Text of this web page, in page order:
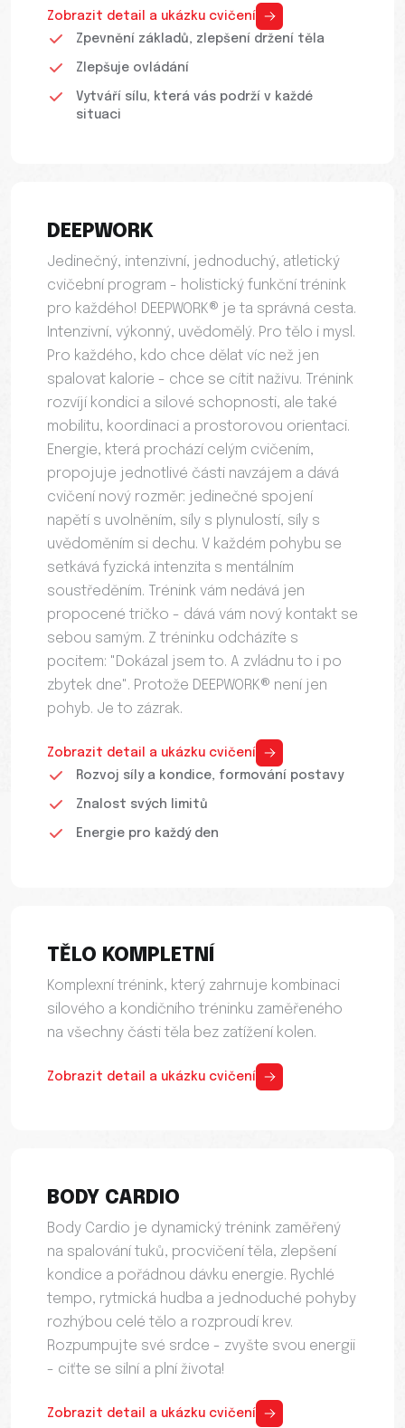
Zobrazit detail a ukázku cvičení
Zpevnění základů, zlepšení držení těla
Zlepšuje ovládání
Vytváří sílu, která vás podrží v každé
situaci
DEEPWORK
Jedinečný, intenzivní, jednoduchý, atletický
cvičební program - holistický funkční trénink
pro každého! DEEPWORK® je ta správná cesta.
Intenzivní, výkonný, uvědomělý. Pro tělo i mysl.
Pro každého, kdo chce dělat víc než jen
spalovat kalorie - chce se cítit naživu. Trénink
rozvíjí kondici a silové schopnosti, ale také
mobilitu, koordinaci a prostorovou orientaci.
Energie, která prochází celým cvičením,
propojuje jednotlivé části navzájem a dává
cvičení nový rozměr: jedinečné spojení
napětí s uvolněním, síly s plynulostí, síly s
uvědoměním si dechu. V každém pohybu se
setkává fyzická intenzita s mentálním
soustředěním. Trénink vám nedává jen
propocené tričko - dává vám nový kontakt se
sebou samým. Z tréninku odcházíte s
pocitem: "Dokázal jsem to. A zvládnu to i po
zbytek dne". Protože DEEPWORK® není jen
pohyb. Je to zázrak.
Zobrazit detail a ukázku cvičení
Rozvoj síly a kondice, formování postavy
Znalost svých limitů
Energie pro každý den
TĚLO KOMPLETNÍ
Komplexní trénink, který zahrnuje kombinaci
silového a kondičního tréninku zaměřeného
na všechny části těla bez zatížení kolen.
Zobrazit detail a ukázku cvičení
BODY CARDIO
Body Cardio je dynamický trénink zaměřený
na spalování tuků, procvičení těla, zlepšení
kondice a pořádnou dávku energie. Rychlé
tempo, rytmická hudba a jednoduché pohyby
rozhýbou celé tělo a rozproudí krev.
Rozpumpujte své srdce - zvyšte svou energii
- ciťte se silní a plní života!
Zobrazit detail a ukázku cvičení